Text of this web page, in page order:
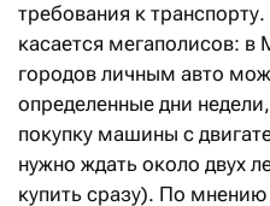
требования к
касается мегаполисов: в
городов личным авто
определенные дни
покупку машины с
нужно ждать около двух
купить сразу). По